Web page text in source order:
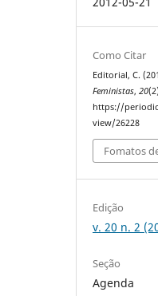
Como Citar
Editorial, C.
Feministas,20
https://
view/26228
Fomatos
Edição
v. 20 n. 2
Seção
Agenda